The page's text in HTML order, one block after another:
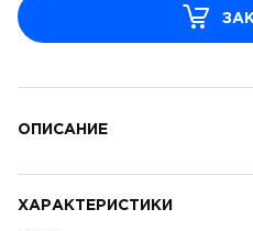
ОПИСАНИЕ
ХАРАКТЕРИСТИКИ